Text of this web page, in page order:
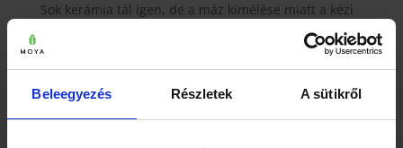
Beleegyezés Részletek A sütikről
Sok kerámia tál igen, de a máz kímélése miatt a kézi
mosás jellemzően hosszabb távon jobb választás.
Miért érdemes chasennel habosítani?
Mert finom, egyenletes habot és selymes textúrát ad,
amit kanalas keveréssel nehéz elérni.